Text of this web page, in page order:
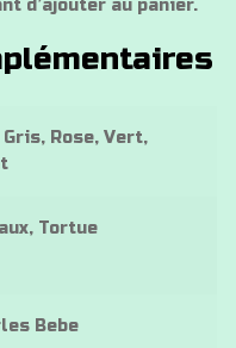
d’ajouter au panier.
Gris, Rose, Vert,
Tortue
Bebe